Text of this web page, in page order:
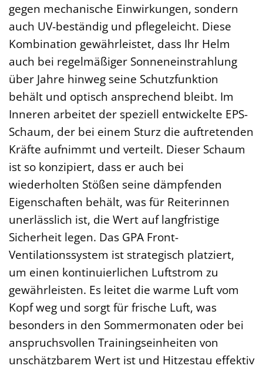
gegen mechanische Einwirkungen, sondern
auch UV-beständig und pflegeleicht. Diese
Kombination gewährleistet, dass Ihr Helm
auch bei regelmäßiger Sonneneinstrahlung
über Jahre hinweg seine Schutzfunktion
behält und optisch ansprechend bleibt. Im
Inneren arbeitet der speziell entwickelte EPS-
Schaum, der bei einem Sturz die auftretenden
Kräfte aufnimmt und verteilt. Dieser Schaum
ist so konzipiert, dass er auch bei
wiederholten Stößen seine dämpfenden
Eigenschaften behält, was für Reiterinnen
unerlässlich ist, die Wert auf langfristige
Sicherheit legen. Das GPA Front-
Ventilationssystem ist strategisch platziert,
um einen kontinuierlichen Luftstrom zu
gewährleisten. Es leitet die warme Luft vom
Kopf weg und sorgt für frische Luft, was
besonders in den Sommermonaten oder bei
anspruchsvollen Trainingseinheiten von
unschätzbarem Wert ist und Hitzestau effektiv